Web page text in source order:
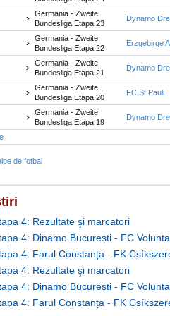
Germania - Zweite
Bundesliga Etapa 23
Dynamo
Germania - Zweite
Bundesliga Etapa 22
Erzgebirge
Germania - Zweite
Bundesliga Etapa 21
Dynamo
Germania - Zweite
Bundesliga Etapa 20
FC St.Pauli
Germania - Zweite
Bundesliga Etapa 19
Dynamo
de fotbal
4: Rezultate şi marcatori
4: Dinamo București - FC
4: Farul Constanța - FK
4: Rezultate şi marcatori
4: Dinamo București - FC
4: Farul Constanța - FK